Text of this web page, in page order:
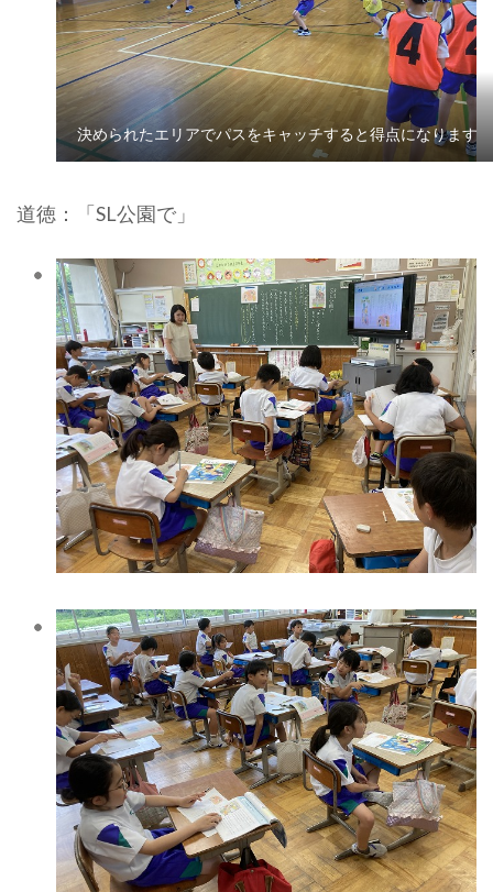
決められたエリアでパスをキャッチすると得点になります
道徳：「SL公園で」